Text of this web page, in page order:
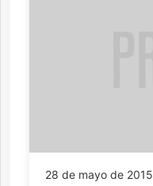
28 de mayo de 2015